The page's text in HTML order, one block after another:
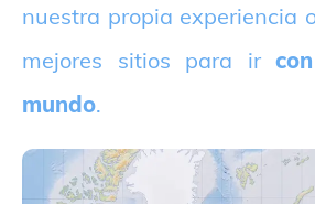
nuestra propia experiencia
mejores sitios para ir
mundo.